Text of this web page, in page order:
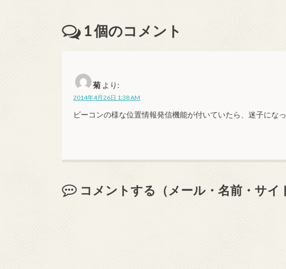
1個のコメント
菊 より:
2014年4月26日 1:38 AM
ビーコンの様な位置情報発信機能が付いていたら、迷子にな
コメントする（メール・名前・サイ